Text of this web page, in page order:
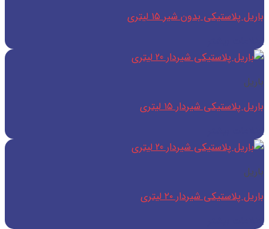
باریل پلاستیکی بدون شیر ۱۵ لیتری
اطلاعات بیشتر
باریل
باریل پلاستیکی شیردار ۱۵ لیتری
اطلاعات بیشتر
باریل
باریل پلاستیکی شیردار ۲۰ لیتری
اطلاعات بیشتر